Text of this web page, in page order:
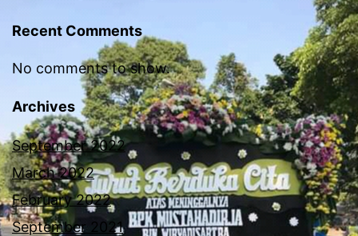
Recent Comments
No comments to show.
Archives
September 2022
March 2022
February 2022
September 2021